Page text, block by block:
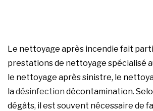
Le nettoyage après incendie fait
prestations de nettoyage spécialisé
le nettoyage après sinistre, le
ladésinfection décontamination.
dégâts, il est souvent nécessaire de